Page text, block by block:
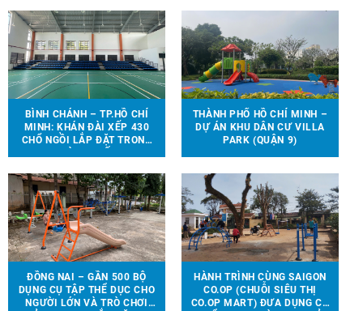
BÌNH CHÁNH – TP.HỒ CHÍ
MINH: KHÁN ĐÀI XẾP 430
CHỔ NGỒI LẮP ĐẶT TRONG
THÀNH PHỐ HỒ CHÍ MINH –
DỰ ÁN KHU DÂN CƯ VILLA
PARK (QUẬN 9)
ĐỒNG NAI – GẦN 500 BỘ
DỤNG CỤ TẬP THỂ DỤC CHO
NGƯỜI LỚN VÀ TRÒ CHƠI
HÀNH TRÌNH CÙNG SAIGON
CO.OP (CHUỖI SIÊU THỊ
CO.OP MART) ĐƯA DỤNG CỤ